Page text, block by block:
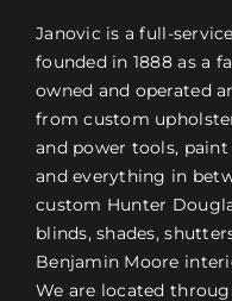
Janovic is a full-
founded in 1888 as a
owned and operated
from custom
and power tools, paint
and everything in
custom Hunter
blinds, shades,
Benjamin Moore
We are located